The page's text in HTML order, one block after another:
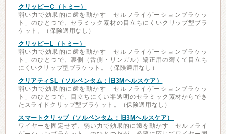
クリッピーC（トミー）
弱い力で効果的に歯を動かす「セルフライゲーションブラケッ
ト」のひとつで、セラミック素材の目立ちにくいクリップ型ブラ
ケット。（保険適用なし）
クリッピーL（トミー）
弱い力で効果的に歯を動かす「セルフライゲーションブラケッ
ト」のひとつで、裏側（舌側・リンガル）矯正用の薄くて目立ち
にくいクリップ型ブラケット。（保険適用なし）
クリアティSL（ソルベンタム：旧3Mヘルスケア）
弱い力で効果的に歯を動かす「セルフライゲーションブラケッ
ト」のひとつで、目立ちにくい半透明のセラミック素材からでき
たスライドクリップ型ブラケット。（保険適用なし）
スマートクリップ（ソルベンタム：旧3Mヘルスケア）
ワイヤーを固定せず、弱い力で効果的に歯を動かす「セルフライ